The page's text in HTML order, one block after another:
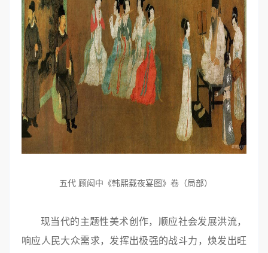
五代 顾闳中 《韩熙载夜宴图》卷（局部）
现当代的主题性美术创作，顺应社会发展洪流，
响应人民大众需求，发挥出极强的战斗力，焕发出旺